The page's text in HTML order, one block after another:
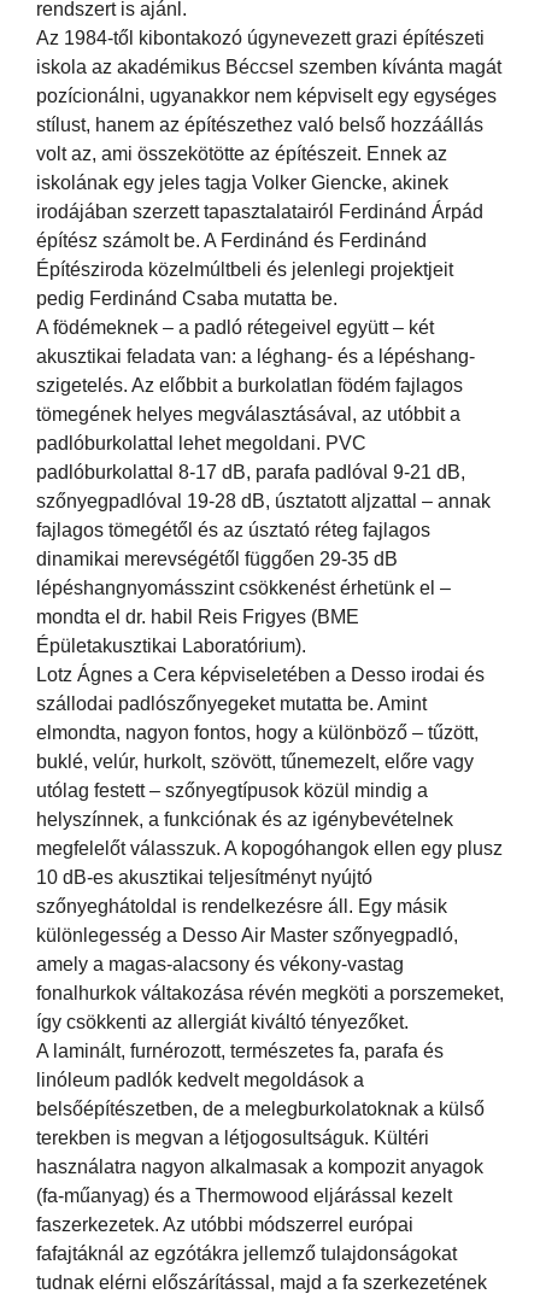
rendszert is ajánl.
Az 1984-től kibontakozó úgynevezett grazi építészeti
iskola az akadémikus Béccsel szemben kívánta magát
pozícionálni, ugyanakkor nem képviselt egy egységes
stílust, hanem az építészethez való belső hozzáállás
volt az, ami összekötötte az építészeit. Ennek az
iskolának egy jeles tagja Volker Giencke, akinek
irodájában szerzett tapasztalatairól Ferdinánd Árpád
építész számolt be. A Ferdinánd és Ferdinánd
Építésziroda közelmúltbeli és jelenlegi projektjeit
pedig Ferdinánd Csaba mutatta be.
A födémeknek – a padló rétegeivel együtt – két
akusztikai feladata van: a léghang- és a lépéshang-
szigetelés. Az előbbit a burkolatlan födém fajlagos
tömegének helyes megválasztásával, az utóbbit a
padlóburkolattal lehet megoldani. PVC
padlóburkolattal 8-17 dB, parafa padlóval 9-21 dB,
szőnyegpadlóval 19-28 dB, úsztatott aljzattal – annak
fajlagos tömegétől és az úsztató réteg fajlagos
dinamikai merevségétől függően 29-35 dB
lépéshangnyomásszint csökkenést érhetünk el –
mondta el dr. habil Reis Frigyes (BME
Épületakusztikai Laboratórium).
Lotz Ágnes a Cera képviseletében a Desso irodai és
szállodai padlószőnyegeket mutatta be. Amint
elmondta, nagyon fontos, hogy a különböző – tűzött,
buklé, velúr, hurkolt, szövött, tűnemezelt, előre vagy
utólag festett – szőnyegtípusok közül mindig a
helyszínnek, a funkciónak és az igénybevételnek
megfelelőt válasszuk. A kopogóhangok ellen egy plusz
10 dB-es akusztikai teljesítményt nyújtó
szőnyeghátoldal is rendelkezésre áll. Egy másik
különlegesség a Desso Air Master szőnyegpadló,
amely a magas-alacsony és vékony-vastag
fonalhurkok váltakozása révén megköti a porszemeket,
így csökkenti az allergiát kiváltó tényezőket.
A laminált, furnérozott, természetes fa, parafa és
linóleum padlók kedvelt megoldások a
belsőépítészetben, de a melegburkolatoknak a külső
terekben is megvan a létjogosultságuk. Kültéri
használatra nagyon alkalmasak a kompozit anyagok
(fa-műanyag) és a Thermowood eljárással kezelt
faszerkezetek. Az utóbbi módszerrel európai
fafajtáknál az egzótákra jellemző tulajdonságokat
tudnak elérni előszárítással, majd a fa szerkezetének